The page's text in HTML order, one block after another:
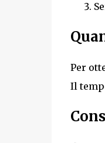
Per
Il